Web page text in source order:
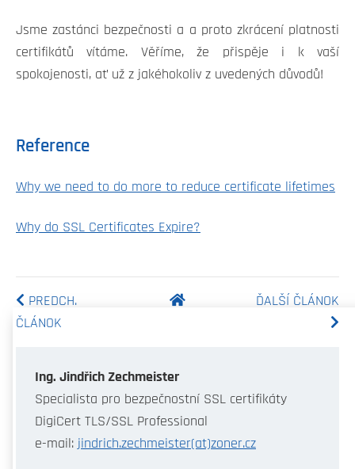
Jsme zastánci bezpečnosti a a proto zkrácení platnosti
certifikátů vítáme. Věříme, že přispěje i k vaší
spokojenosti, ať už z jakéhokoliv z uvedených důvodů!
Reference
Why we need to do more to reduce certificate lifetimes
Why do SSL Certificates Expire?
PREDCH.
ČLÁNOK
ĎALŠÍ ČLÁNOK
Ing. Jindřich Zechmeister
Specialista pro bezpečnostní SSL certifikáty
DigiCert TLS/SSL Professional
e-mail: jindrich.zechmeister(at)zoner.cz